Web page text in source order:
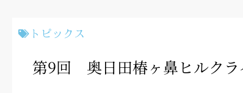
トピックス
第9回 奥日田椿ヶ鼻ヒルクラ